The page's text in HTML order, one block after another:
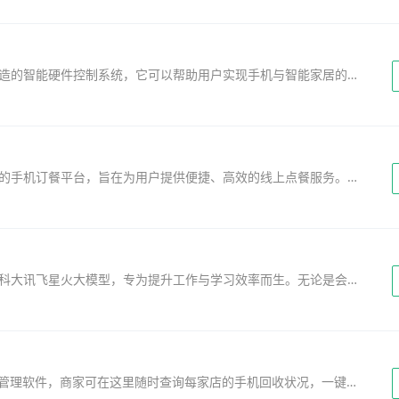
MosHome app原名公牛智家是公牛集团全力打造的智能硬件控制系统，它可以帮助用户实现手机与智能家居的良好交互，让用户即使在千里之外也可以随时随地进行智能电器的管理，提供更加安全、舒适、节能、高效的家居生活，尤其是家中有老人小孩的更需要智能家居管理...
麦当劳App是一款由麦当劳（金拱门）官方推出的手机订餐平台，旨在为用户提供便捷、高效的线上点餐服务。用户可以通过App浏览附近餐厅菜单，支持外卖配送和到店自取两种模式，满足不同场景需求。麦当劳App集线上点单、到点取餐、甜品站、麦咖啡...
讯飞听见App是一款随身AI语音记录助手，搭载科大讯飞星火大模型，专为提升工作与学习效率而生。无论是会议、演讲、采访还是课堂学习，用户只需开启录音，即可实时转文字、精准翻译多语种，支持重点标记、图片插入、批注记录等多维度辅助功能...
机大侠回收商版app是专门为手机回收店定制的管理软件，商家可在这里随时查询每家店的手机回收状况，一键查询质检、价钱以及回收流程，让商家的工作流程更顺畅。机侠客回收商版容许店家自定利润率，让商家根据自己的情况与需求灵活调整盈利，完成利益最大化...